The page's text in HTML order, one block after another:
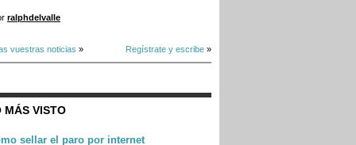
ralphdelvalle
vuestras noticias » Regístrate y escribe »
MÁS VISTO
sellar el paro por internet